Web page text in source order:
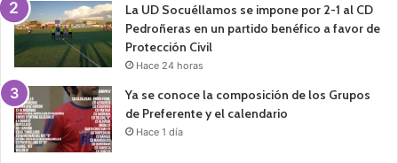
La UD Socuéllamos se impone por 2-1 al CD
Pedroñeras en un partido benéfico a favor de
Protección Civil
Hace 24 horas
Ya se conoce la composición de los Grupos
de Preferente y el calendario
Hace 1 día